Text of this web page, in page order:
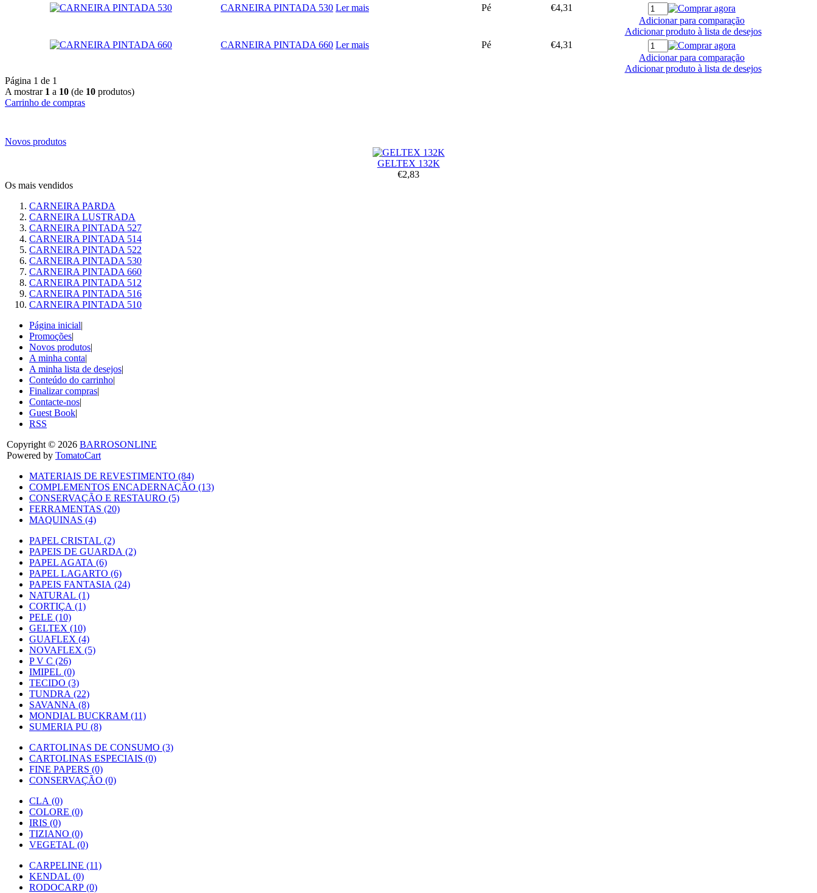
CARNEIRA PINTADA 530 Ler mais Pé
€4,31
Adicionar para comparação
Adicionar produto à lista de desejos
CARNEIRA PINTADA 660 Ler mais Pé
€4,31
Adicionar para comparação
Adicionar produto à lista de desejos
Página 1 de 1
A mostrar 1 a 10 (de 10 produtos)
Carrinho de compras
Novos produtos
GELTEX 132K
€2,83
Os mais vendidos
CARNEIRA PARDA
CARNEIRA LUSTRADA
CARNEIRA PINTADA 527
CARNEIRA PINTADA 514
CARNEIRA PINTADA 522
CARNEIRA PINTADA 530
CARNEIRA PINTADA 660
CARNEIRA PINTADA 512
CARNEIRA PINTADA 516
CARNEIRA PINTADA 510
Página inicial|
Promoções|
Novos produtos|
A minha conta|
A minha lista de desejos|
Conteúdo do carrinho|
Finalizar compras|
Contacte-nos|
Guest Book|
RSS
Copyright © 2026 BARROSONLINE
Powered by TomatoCart
MATERIAIS DE REVESTIMENTO (84)
COMPLEMENTOS ENCADERNAÇÃO (13)
CONSERVAÇÃO E RESTAURO (5)
FERRAMENTAS (20)
MAQUINAS (4)
PAPEL CRISTAL (2)
PAPEIS DE GUARDA (2)
PAPEL AGATA (6)
PAPEL LAGARTO (6)
PAPEIS FANTASIA (24)
NATURAL (1)
CORTIÇA (1)
PELE (10)
GELTEX (10)
GUAFLEX (4)
NOVAFLEX (5)
P V C (26)
IMIPEL (0)
TECIDO (3)
TUNDRA (22)
SAVANNA (8)
MONDIAL BUCKRAM (11)
SUMERIA PU (8)
CARTOLINAS DE CONSUMO (3)
CARTOLINAS ESPECIAIS (0)
FINE PAPERS (0)
CONSERVAÇÃO (0)
CLA (0)
COLORE (0)
IRIS (0)
TIZIANO (0)
VEGETAL (0)
CARPELINE (11)
KENDAL (0)
RODOCARP (0)